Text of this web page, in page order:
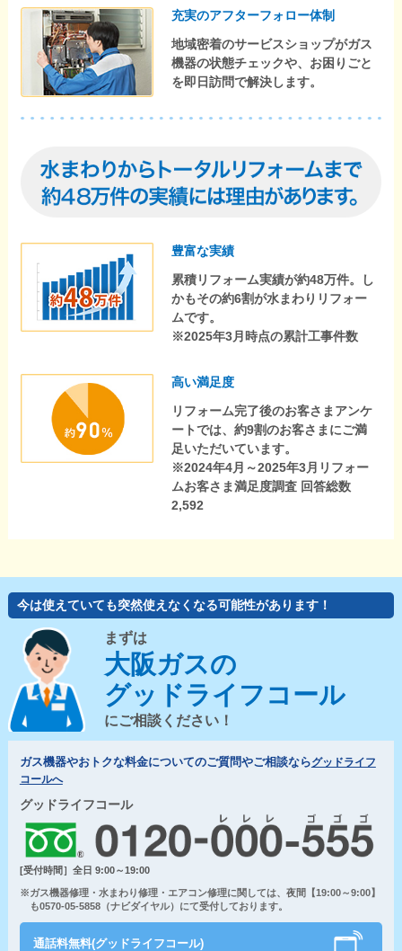
充実のアフターフォロー体制
地域密着のサービスショップがガス
機器の状態チェックや、お困りごと
を即日訪問で解決します。
豊富な実績
累積リフォーム実績が約48万件。し
かもその約6割が水まわりリフォー
ムです。
※2025年3月時点の累計工事件数
高い満足度
リフォーム完了後のお客さまアンケ
ートでは、約9割のお客さまにご満
足いただいています。
※2024年4月～2025年3月リフォー
ムお客さま満足度調査 回答総数
2,592
今は使えていても突然使えなくなる可能性があります！
まずは
大阪ガスの
グッドライフコール
にご相談ください！
ガス機器やおトクな料金についてのご質問やご相談ならグッドライフ
コールへ
グッドライフコール
[受付時間］全日 9:00～19:00
※ガス機器修理・水まわり修理・エアコン修理に関しては、夜間【19:00～9:00】
も0570-05-5858（ナビダイヤル）にて受付しております。
通話料無料(グッドライフコール)